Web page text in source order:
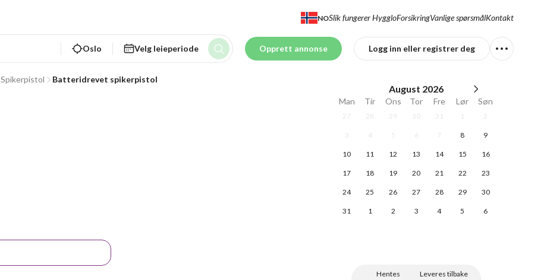
NOSlik fungerer HyggloForsikringVanlige spørsmålKontakt
Oslo Velg leieperiode Opprett annonse Logg inn eller registrer deg
Spikerpistol Batteridrevet spikerpistol
August 2026
Man Tir Ons Tor Fre Lør Søn
27 28 29 30 31 1 2
3 4 5 6 7 8 9
10 11 12 13 14 15 16
17 18 19 20 21 22 23
24 25 26 27 28 29 30
31 1 2 3 4 5 6
Hentes
Leveres tilbake